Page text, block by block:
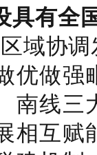
具有全
域协
优做强
南线三
相互赋